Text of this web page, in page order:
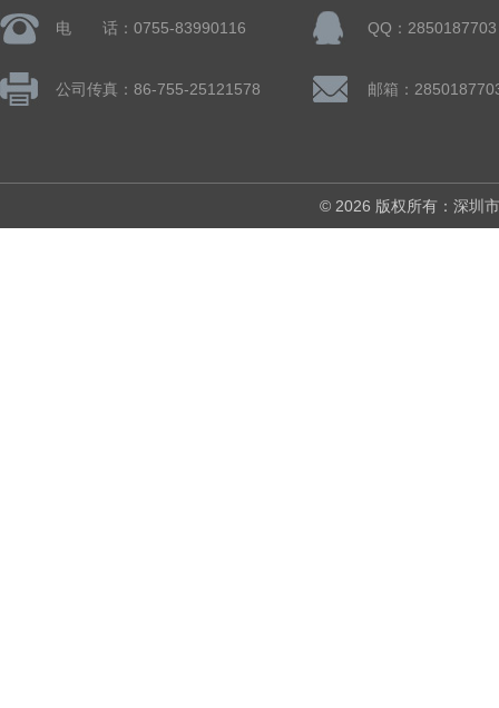
电 话：0755-83990116 QQ：2850187703
公司传真：86-755-25121578 邮箱：
© 2026 版权所有：深圳